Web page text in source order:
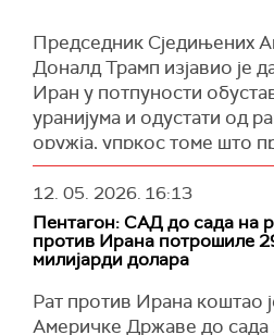
дозвољавају пролазак
Исламске револуционарне
Портпарол америчке
Хокинс изјавио је
Џазируда су главни
мореузу обезбеђивање
пловидбених рута за
спровођење блокаде
( CENTCOM,X,AlJazeera)
Председник Сједињених
Доналд Трамп изјавио је
Иран у потпуности
уранијума и одустати од
оружја, упркос томе што
Вашингтона и Техерана и
напредак.
"Сто одсто ће то
интервјуу за "Sid & Friends
радију WABC,
верује да Иран може бити
12. 05. 2026. 16:13
Пентагон: САД до сада на
против Ирана потрошиле
милијарди долара
Рат против Ирана коштао
Америчке Државе до сада